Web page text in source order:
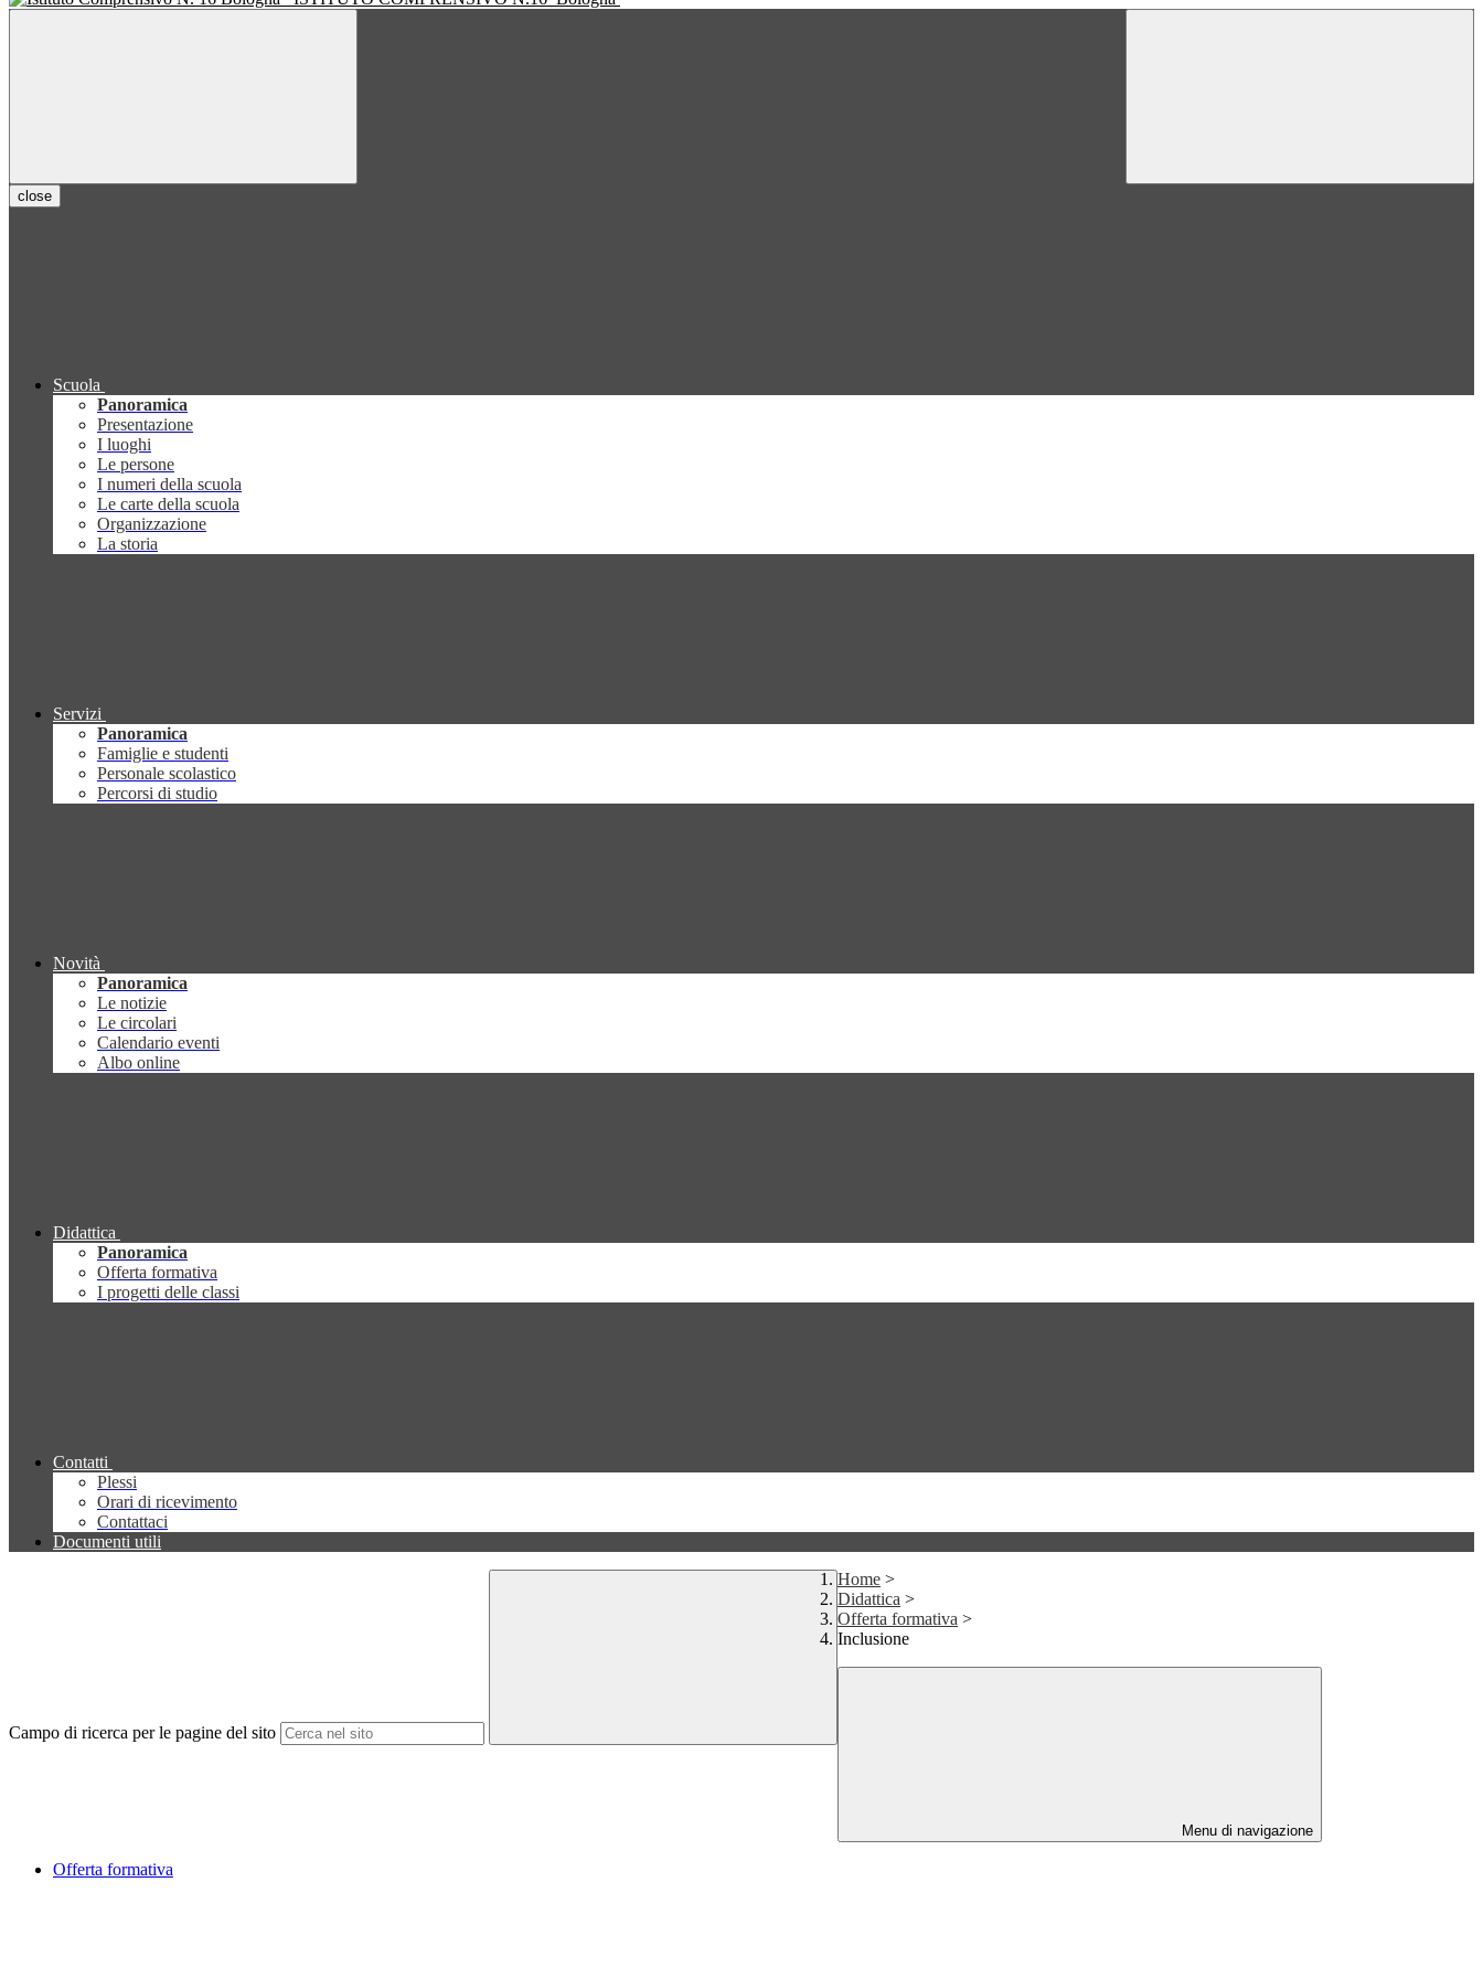
close
Scuola
Panoramica
Presentazione
I luoghi
Le persone
I numeri della scuola
Le carte della scuola
Organizzazione
La storia
Servizi
Panoramica
Famiglie e studenti
Personale scolastico
Percorsi di studio
Novità
Panoramica
Le notizie
Le circolari
Calendario eventi
Albo online
Didattica
Panoramica
Offerta formativa
I progetti delle classi
Contatti
Plessi
Orari di ricevimento
Contattaci
Documenti utili
Campo di ricerca per le pagine del sito
Home >
Didattica >
Offerta formativa >
Inclusione
Menu di navigazione
Offerta formativa